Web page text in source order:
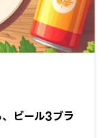
ビール3ブラ